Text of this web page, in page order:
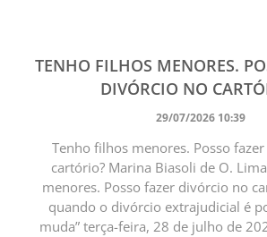
TENHO FILHOS MENORES.
DIVÓRCIO NO
29/07/2026 10:39
Tenho filhos menores. Posso
cartório? Marina Biasoli de O.
menores. Posso fazer divórcio no
quando o divórcio extrajudicial é
muda” terça-feira, 28 de julho de